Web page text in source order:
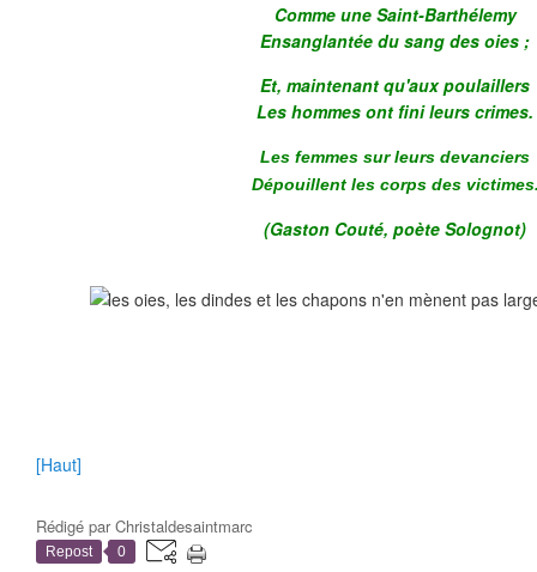
Comme une Saint-Barthélemy
Ensanglantée du sang des oies ;
Et, maintenant qu'aux poulaillers
Les hommes ont fini leurs crimes.
Les femmes sur leurs devanciers
Dépouillent les corps des
(Gaston Couté, poète Solognot)
[Haut]
Rédigé parChristaldesaintmarc
Repost 0